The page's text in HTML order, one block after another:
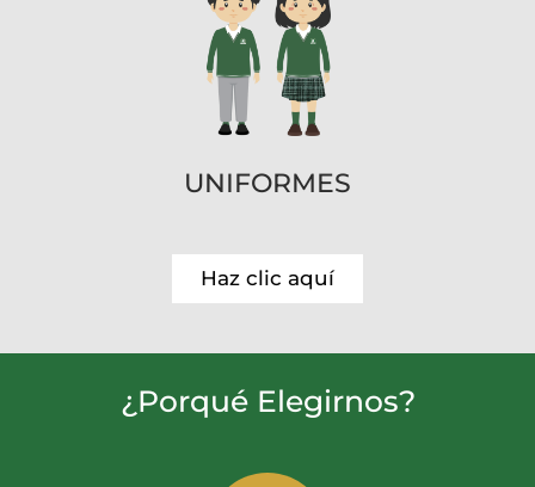
UNIFORMES
Haz clic aquí
¿Porqué Elegirnos?